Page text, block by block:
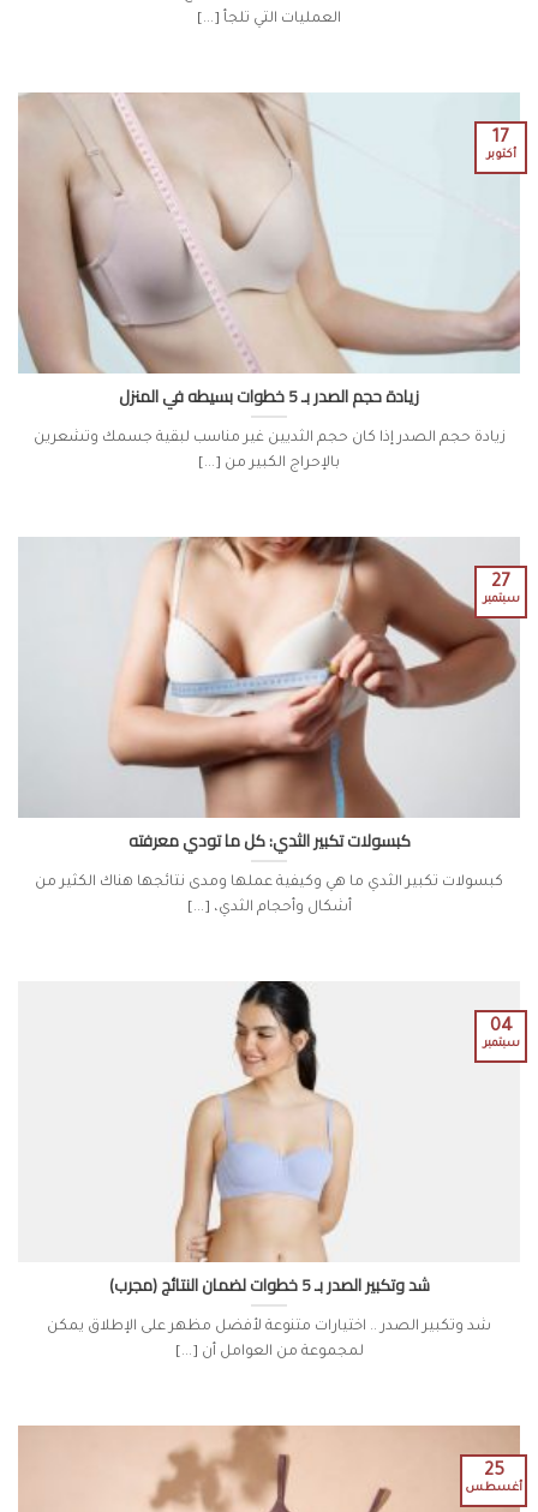
العمليات التي تلجأ [...]
زيادة حجم الصدر بـ 5 خطوات بسيطه في المنزل
زيادة حجم الصدر إذا كان حجم الثديين غير مناسب لبقية جسمك وتشعرين
بالإحراج الكبير من [...]
17
أكتوبر
كبسولات تكبير الثدي: كل ما تودي معرفته
كبسولات تكبير الثدي ما هي وكيفية عملها ومدى نتائجها هناك الكثير من
أشكال وأحجام الثدي، [...]
27
سبتمبر
شد وتكبير الصدر بـ 5 خطوات لضمان النتائج (مجرب)
شد وتكبير الصدر .. اختيارات متنوعة لأفضل مظهر على الإطلاق يمكن
لمجموعة من العوامل أن [...]
04
سبتمبر
25
أغسطس